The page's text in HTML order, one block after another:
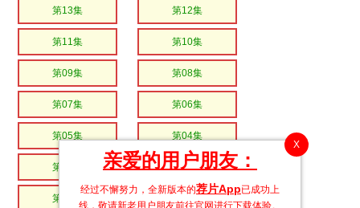
X
亲爱的用户朋友：
经过不懈努力，全新版本的荐片App已成功上
线，敬请新老用户朋友前往官网进行下载体验。
第13集 第12集
第11集 第10集
第09集 第08集
第07集 第06集
第05集 第04集
第03集 第02集
第01集